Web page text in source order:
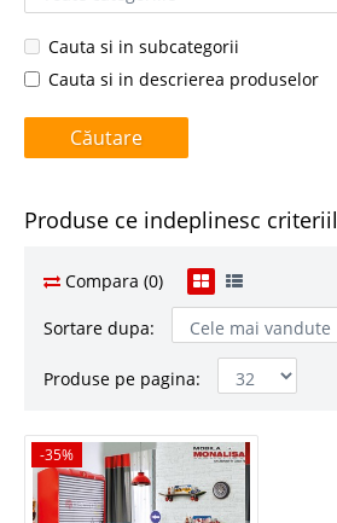
Cauta si in subcategorii
Cauta si in descrierea produselor
Produse ce indeplinesc
Compara (0)
Sortare dupa:
Produse pe pagina:
-35%
-35%